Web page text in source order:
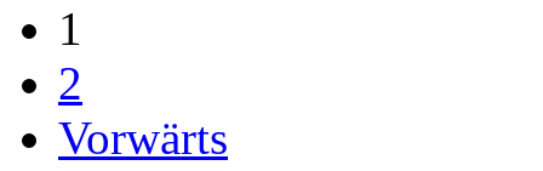
1
2
Vorwärts